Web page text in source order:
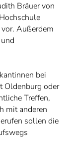
Bräuer von
Außerdem
bei
Oldenburg oder
Treffen,
mit anderen
sollen die